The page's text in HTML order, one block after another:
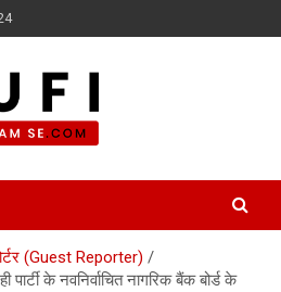
(Guest Reporter)
पार्टी के नवनिर्वाचित नागरिक बैंक बोर्ड के